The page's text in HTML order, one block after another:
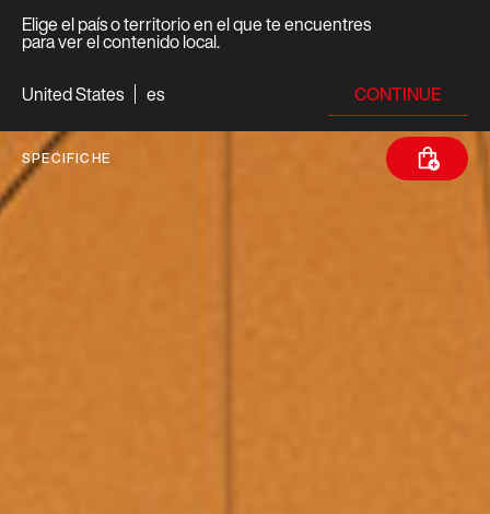
Elige el país o territorio en el que te encuentres
para ver el contenido local.
United States
es CONTINUE
SPECIFICHE